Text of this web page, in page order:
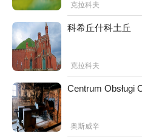
克拉科夫
科希丘什科土丘
克拉科夫
奥斯威辛